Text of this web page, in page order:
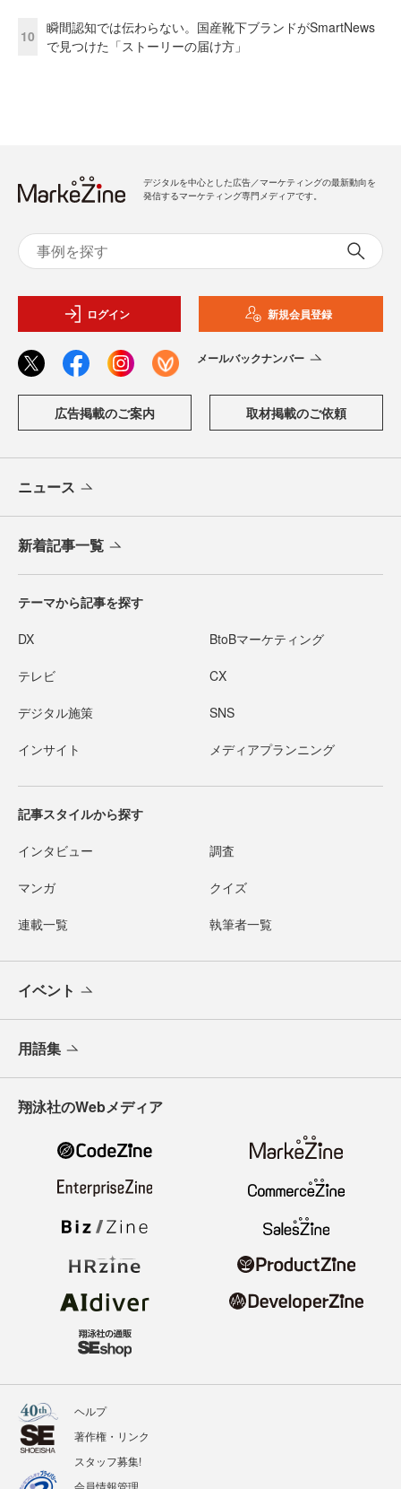
10
瞬間認知では伝わらない。国産靴下ブランドがSmartNews
で見つけた「ストーリーの届け方」
デジタルを中心とした広告／マーケティングの最新動向を
発信するマーケティング専門メディアです。
ログイン 新規会員登録
メールバックナンバー
広告掲載のご案内 取材掲載のご依頼
ニュース
新着記事一覧
テーマから記事を探す
DX BtoBマーケティング
テレビ CX
デジタル施策 SNS
インサイト メディアプランニング
記事スタイルから探す
インタビュー 調査
マンガ クイズ
連載一覧 執筆者一覧
イベント
用語集
翔泳社のWebメディア
ヘルプ
著作権・リンク
スタッフ募集!
会員情報管理